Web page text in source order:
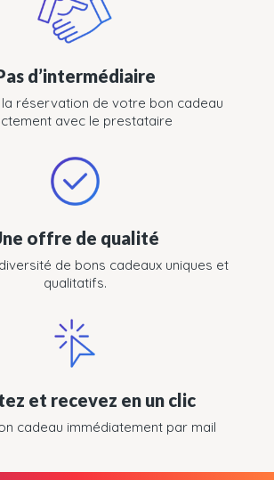
d’intermédiaire
réservation de votre bon cadeau
avec le prestataire
offre de qualité
de bons cadeaux uniques et
qualitatifs.
et recevez en un clic
cadeau immédiatement par mail